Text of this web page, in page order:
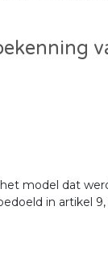
model dat
in artikel 9,